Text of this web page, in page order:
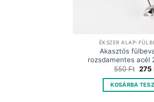
ÉKSZER ALAP-
Akasztós
rozsdamentes acél
550Ft
was:
550
275
KOSÁRBA